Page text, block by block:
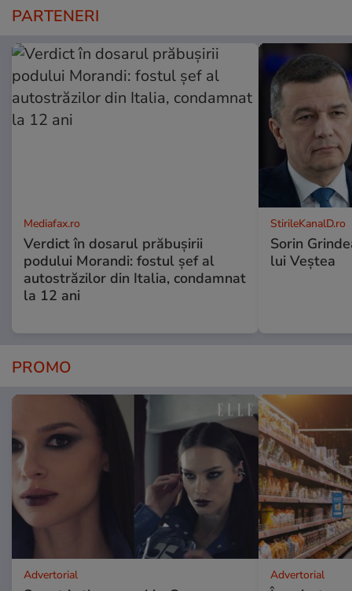
PARTENERI
Mediafax.ro
Verdict în dosarul prăbușirii
podului Morandi: fostul șef al
autostrăzilor din Italia, condamnat
la 12 ani
StirileKanalD.ro
Sorin
lui Veștea
PROMO
Advertorial Advertorial